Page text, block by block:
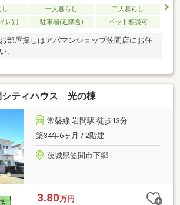
一人暮らし
二人暮らし
レ別
駐車場(近隣含) ペット相談可
部屋探しはアパマンショップ笠間店にお任
。
シティハウス 光の棟
常磐線 岩間駅 徒歩13分
築34年6ヶ月 / 2階建
茨城県笠間市下郷
3.80万円